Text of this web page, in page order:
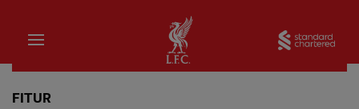
Rumah
FITUR